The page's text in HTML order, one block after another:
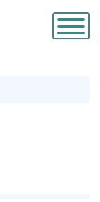
Přepnout
navigaci